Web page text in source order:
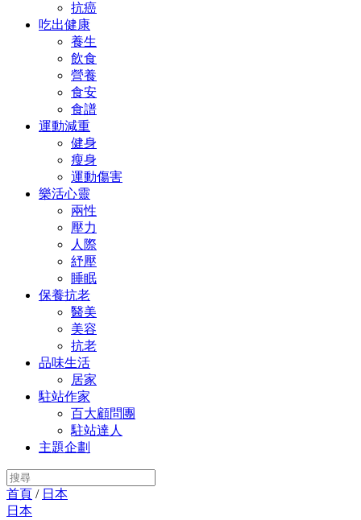
抗癌
吃出健康
養生
飲食
營養
食安
食譜
運動減重
健身
瘦身
運動傷害
樂活心靈
兩性
壓力
人際
紓壓
睡眠
保養抗老
醫美
美容
抗老
品味生活
居家
駐站作家
百大顧問團
駐站達人
主題企劃
首頁 / 日本
日本